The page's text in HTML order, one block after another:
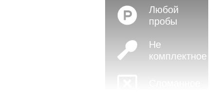
Любой
пробы
Не
комплектное